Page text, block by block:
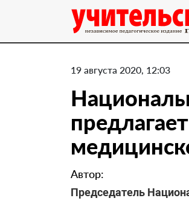
19 августа 2020, 12:03
Автор:
Председатель